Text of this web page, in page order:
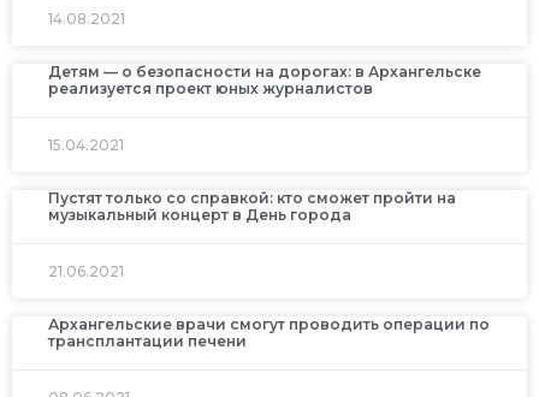
14.08.2021
Детям — о безопасности на дорогах: в Архангельске
реализуется проект юных журналистов
15.04.2021
Пустят только со справкой: кто сможет пройти на
музыкальный концерт в День города
21.06.2021
Архангельские врачи смогут проводить операции по
трансплантации печени